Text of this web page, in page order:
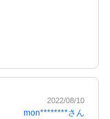
2022/08/10
mon********さん